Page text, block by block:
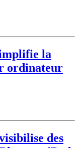
la
ordinateur
des